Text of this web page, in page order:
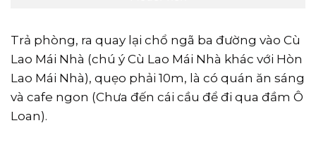
Trả phòng, ra quay lại chổ ngã ba đường vào Cù
Lao Mái Nhà (chú ý Cù Lao Mái Nhà khác với Hòn
Lao Mái Nhà), quẹo phải 10m, là có quán ăn sáng
và cafe ngon (Chưa đến cái cầu để đi qua đầm Ô
Loan).